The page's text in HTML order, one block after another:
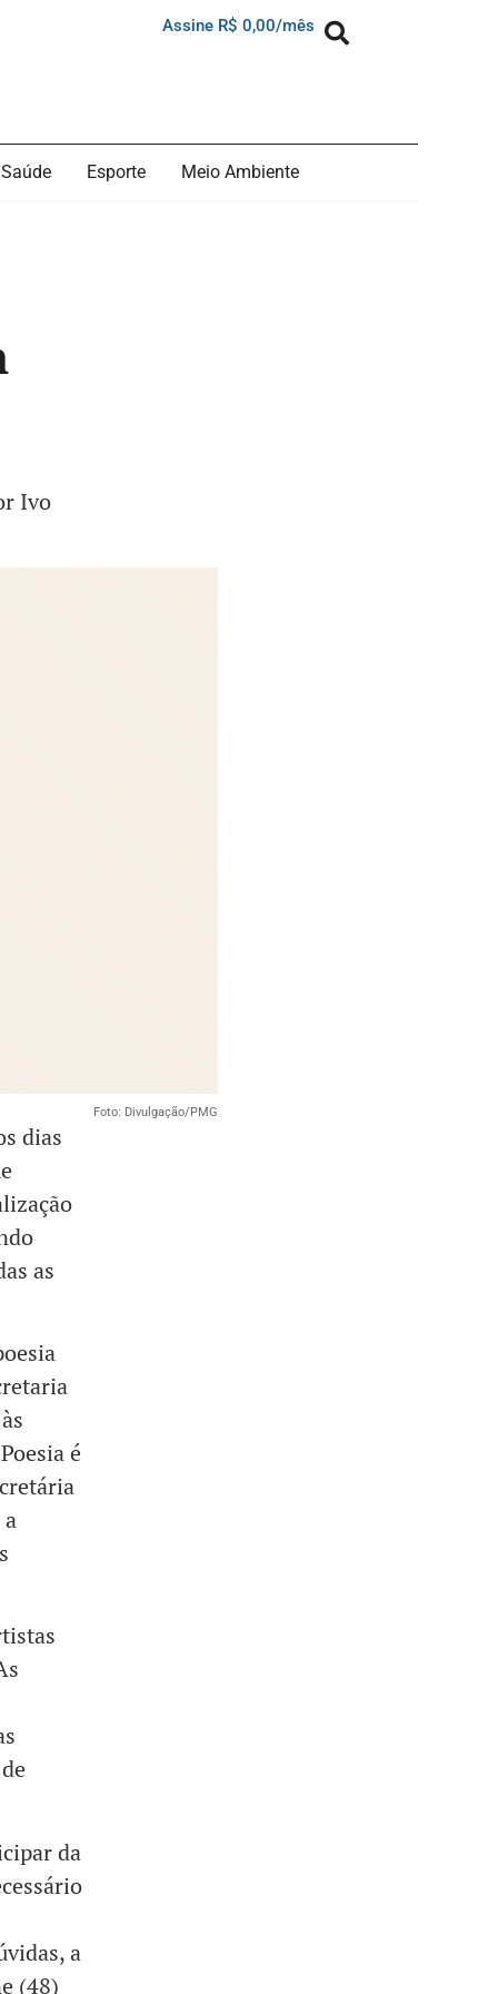
Assine R$ 0,00/mês
Saúde Esporte Meio Ambiente
Ivo
Foto: Divulgação/PMG
dias
as
é
da
a
(48)